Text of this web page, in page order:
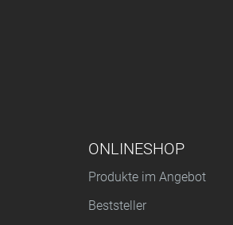
FUSSZEILENMENÜ
ONLINESHOP
Produkte im Angebot
Beststeller